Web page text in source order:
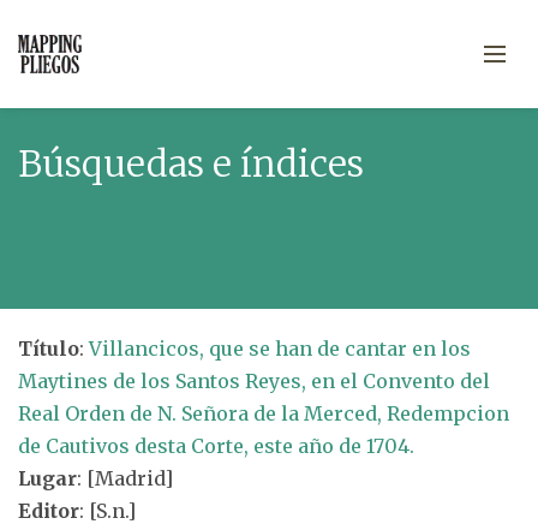
Búsquedas e índices
Título:Villancicos, que se han de cantar en los
Maytines de los Santos Reyes, en el Convento del
Real Orden de N. Señora de la Merced, Redempcion
de Cautivos desta Corte, este año de 1704.
Lugar: [Madrid]
Editor: [S.n.]